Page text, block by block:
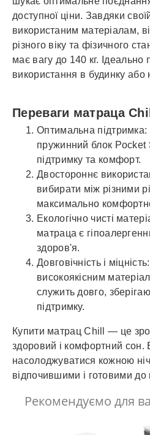
доступної ціни. Завдяки своїй
використаним матеріалам,
різного віку та фізичного
має вагу до 140 кг. Ідеально
використання в будинку або
Переваги матраца
Оптимальна
пружинний блок Pocket
підтримку та комфорт.
Двостороннє
вибирати між різними
максимально
Екологічно чисті
матраца є
здоров'я.
Довговічність і
високоякісним
служить довго,
підтримку.
Купити матрац Chill — це
здоровий і комфортний сон.
насолоджуватися кожною
відпочившими і готовими до
Рекомендуємо для